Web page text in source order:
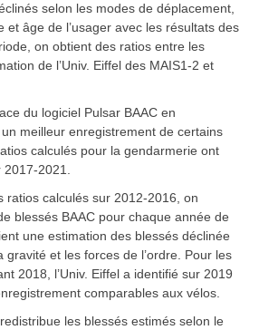
selon les modes de déplacement,
et âge de l’usager avec les résultats des
on obtient des ratios entre les
de l’Univ. Eiffel des MAIS1-2 et
du logiciel Pulsar BAAC en
meilleur enregistrement de certains
calculés pour la gendarmerie ont
2021.
ratios calculés sur 2012-2016, on
blessés BAAC pour chaque année de
une estimation des blessés déclinée
gravité et les forces de l’ordre. Pour les
2018, l’Univ. Eiffel a identifié sur 2019
comparables aux vélos.
les blessés estimés selon le